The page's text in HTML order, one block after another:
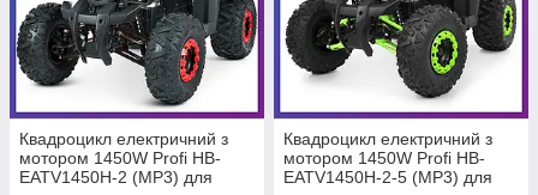
Квадроцикл електричний з
мотором 1450W Profi HB-
EATV1450H-2 (MP3) для
Квадроцикл електричний з
мотором 1450W Profi HB-
EATV1450H-2-5 (MP3) для